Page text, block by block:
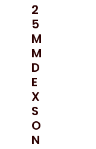
2
5
M
M
D
E
X
S
O
N